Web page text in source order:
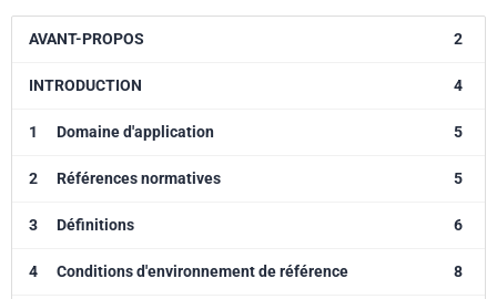
AVANT-PROPOS 2
INTRODUCTION 4
1 Domaine d'application 5
2 Références normatives 5
3 Définitions 6
4 Conditions d'environnement de référence 8